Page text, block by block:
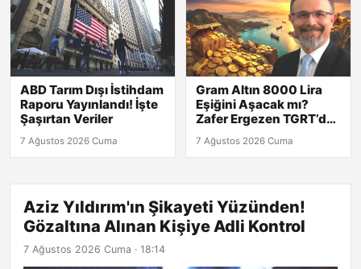
ABD Tarım Dışı İstihdam
Raporu Yayınlandı! İşte
Şaşırtan Veriler
7 Ağustos 2026 Cuma
Gram Altın 8000 Lira
Eşiğini Aşacak mı?
Zafer Ergezen TGRT’de
Yanıtlıyor!
7 Ağustos 2026 Cuma
Aziz Yıldırım'ın Şikayeti Yüzünden!
Gözaltına Alınan Kişiye Adli Kontrol
7 Ağustos 2026 Cuma · 18:14